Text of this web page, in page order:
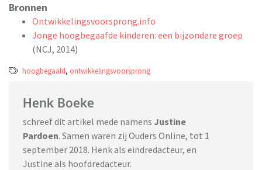
Bronnen
Ontwikkelingsvoorsprong.info
Jonge hoogbegaafde kinderen: een bijzondere groep
(NCJ, 2014)
hoogbegaafd, ontwikkelingsvoorsprong
Henk Boeke
schreef dit artikel mede namens Justine
Pardoen. Samen waren zij Ouders Online, tot 1
september 2018. Henk als eindredacteur, en
Justine als hoofdredacteur.